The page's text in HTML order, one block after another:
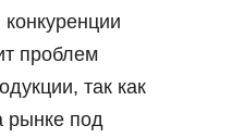
конкуренции
проблем
так как
рынке под